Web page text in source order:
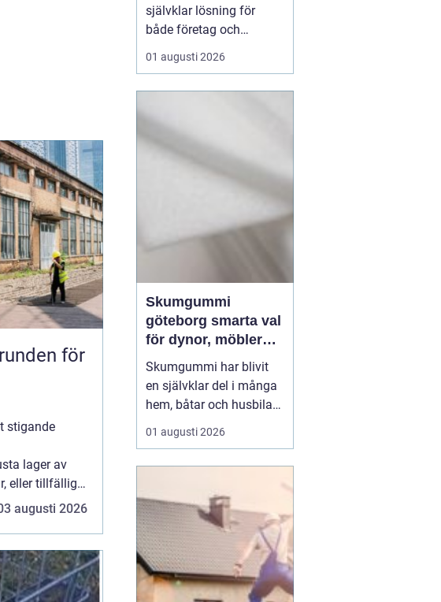
för
stigande
lager av
eller tillfälliga
spelar en
augusti 2026
självklar lösning för
både företag och
privatpersoner som
behöver lagra eller
säkert och effektivt sätt.
En IBC-tank är en robust,
stapelbar behållare, ofta
på 600 eller 1000 liter,
01 augusti 2026
Skumgummi
göteborg smarta val
för dynor, möbler
och
speciallösningar
Skumgummi har blivit
en självklar del i många
hem, båtar och husbilar
runt om i landet. I
Göteborg är intresset
båtkulturen och det
växande intresset för att
klä om och förlänga livet
på befintliga möbler.
När...
01 augusti 2026